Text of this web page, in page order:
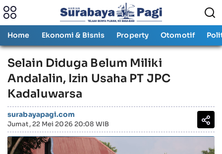
Home Ekonomi & Bisnis Property Otomotif
Selain Diduga Belum Miliki
Andalalin, Izin Usaha PT JPC
Kadaluwarsa ‎
surabayapagi.com
Jumat, 22 Mei 2026 20:08 WIB